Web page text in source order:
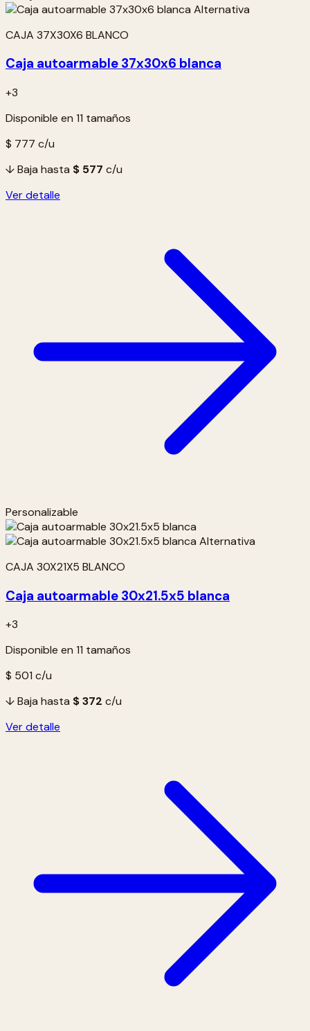
CAJA 37X30X6 BLANCO
Caja autoarmable 37x30x6 blanca
+3
Disponible en 11 tamaños
$ 777 c/u
↓ Baja hasta $ 577 c/u
Ver detalle
Personalizable
CAJA 30X21X5 BLANCO
Caja autoarmable 30x21.5x5 blanca
+3
Disponible en 11 tamaños
$ 501 c/u
↓ Baja hasta $ 372 c/u
Ver detalle